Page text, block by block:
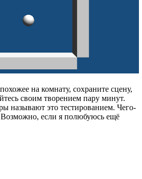
на комнату, сохраните сцену,
своим творением пару минут.
называют это тестированием. Чего-
Возможно, если я полюбуюсь ещё